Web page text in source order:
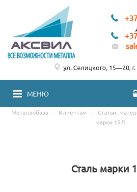
МЕНЮ
ул. Селицкого, 15—20,
Металлобаза - Клиентам - Статьи,
марки 15Л
Сталь марки